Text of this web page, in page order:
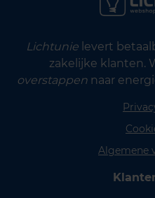
Lichtunielevert
zakelijke klanten.
overstappen naar
Algemene